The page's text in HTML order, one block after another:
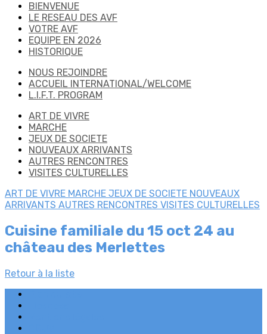
BIENVENUE
LE RESEAU DES AVF
VOTRE AVF
EQUIPE EN 2026
HISTORIQUE
NOUS REJOINDRE
ACCUEIL INTERNATIONAL/WELCOME
L.I.F.T. PROGRAM
ART DE VIVRE
MARCHE
JEUX DE SOCIETE
NOUVEAUX ARRIVANTS
AUTRES RENCONTRES
VISITES CULTURELLES
ART DE VIVRE MARCHE JEUX DE SOCIETE NOUVEAUX
ARRIVANTS AUTRES RENCONTRES VISITES CULTURELLES
Cuisine familiale du 15 oct 24 au
château des Merlettes
Retour à la liste